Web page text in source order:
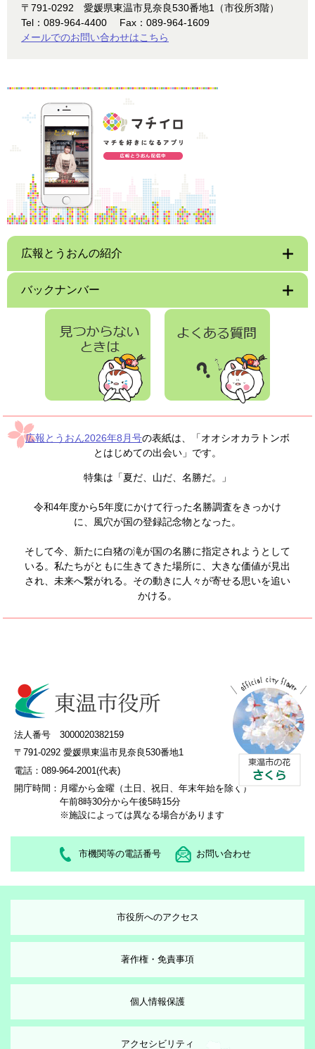
〒791-0292
愛媛県東温市見奈良530番地1（市役所3階）
Tel：089-964-4400
Fax：089-964-1609
メールでのお問い合わせはこちら
広報とうおんの紹介
バックナンバー
広報とうおん2026年8月号の表紙は、「オオシオカラトンボ
とはじめての出会い」です。
特集は「夏だ、山だ、名勝だ。」
令和4年度から5年度にかけて行った名勝調査をきっかけ
に、風穴が国の登録記念物となった。
そして今、新たに白猪の滝が国の名勝に指定されようとして
いる。私たちがともに生きてきた場所に、大きな価値が見出
され、未来へ繋がれる。その動きに人々が寄せる思いを追い
かける。
法人番号 3000020382159
〒791-0292 愛媛県東温市見奈良530番地1
電話：089-964-2001(代表)
開庁時間： 月曜から金曜（土日、祝日、年末年始を除く）
午前8時30分から午後5時15分
※施設によっては異なる場合があります
市機関等の電話番号 お問い合わせ
市役所へのアクセス
著作権・免責事項
個人情報保護
アクセシビリティ